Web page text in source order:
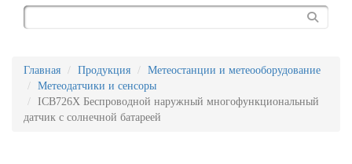
Главная Продукция
Метеостанции и метеооборудование
Метеодатчики и сенсоры
ICB726Х Беспроводной наружный многофункциональный
датчик с солнечной батареей